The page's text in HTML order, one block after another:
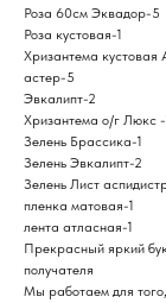
Роза 60см Эквадор-5
Роза кустовая-1
Хризантема кустовая
астер-5
Эвкалипт-2
Хризантема о/г Люкс -
Зелень Брассика-1
Зелень Эвкалипт-2
Зелень Лист
пленка матовая-1
лента атласная-1
Прекрасный яркий
получателя
Мы работаем для